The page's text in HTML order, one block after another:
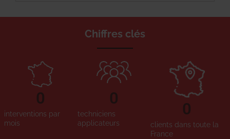
Chiffres clés
interventions par
mois
0
techniciens
applicateurs
0
clients dans toute la
France
0